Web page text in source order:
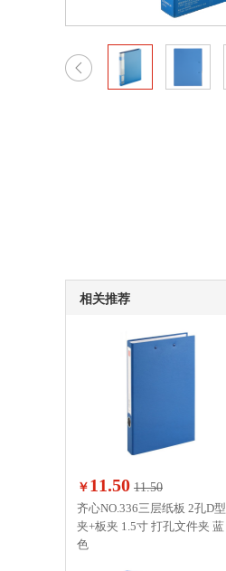
相关推荐
￥ 11.50 11.50
齐心NO.336三层纸板 2孔D型
夹+板夹 1.5寸 打孔文件夹 蓝
色